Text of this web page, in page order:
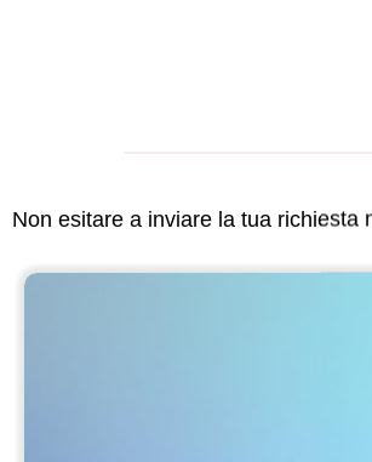
Non esitare a inviare la tua richiesta